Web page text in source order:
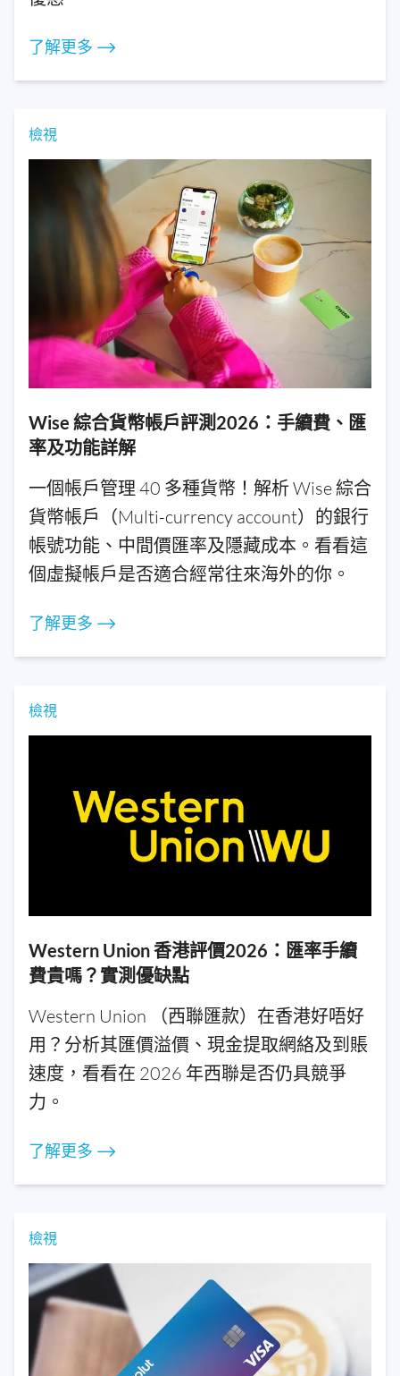
了解更多 ⟶
檢視
Wise 綜合貨幣帳戶評測2026：手續費、匯
率及功能詳解
一個帳戶管理 40 多種貨幣！解析 Wise 綜合
貨幣帳戶（Multi-currency account）的銀行
帳號功能、中間價匯率及隱藏成本。看看這
個虛擬帳戶是否適合經常往來海外的你。
了解更多 ⟶
檢視
Western Union 香港評價2026：匯率手續
費貴嗎？實測優缺點
Western Union （西聯匯款）在香港好唔好
用？分析其匯價溢價、現金提取網絡及到賬
速度，看看在 2026 年西聯是否仍具競爭
力。
了解更多 ⟶
檢視